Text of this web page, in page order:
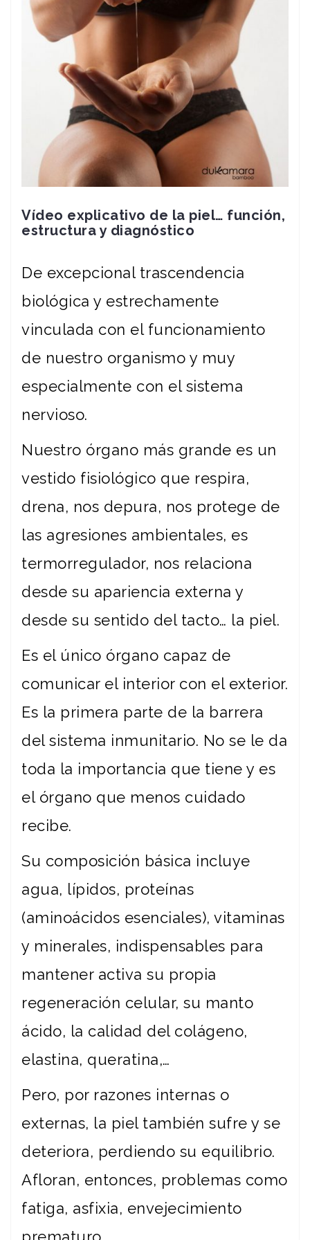
Vídeo explicativo de la piel… función,
estructura y diagnóstico
De excepcional trascendencia
biológica y estrechamente
vinculada con el funcionamiento
de nuestro organismo y muy
especialmente con el sistema
nervioso.
Nuestro órgano más grande es un
vestido fisiológico que respira,
drena, nos depura, nos protege de
las agresiones ambientales, es
termorregulador, nos relaciona
desde su apariencia externa y
desde su sentido del tacto… la piel.
Es el único órgano capaz de
comunicar el interior con el exterior.
Es la primera parte de la barrera
del sistema inmunitario. No se le da
toda la importancia que tiene y es
el órgano que menos cuidado
recibe.
Su composición básica incluye
agua, lípidos, proteínas
(aminoácidos esenciales), vitaminas
y minerales, indispensables para
mantener activa su propia
regeneración celular, su manto
ácido, la calidad del colágeno,
elastina, queratina,…
Pero, por razones internas o
externas, la piel también sufre y se
deteriora, perdiendo su equilibrio.
Afloran, entonces, problemas como
fatiga, asfixia, envejecimiento